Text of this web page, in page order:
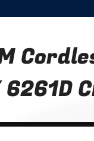
6261D